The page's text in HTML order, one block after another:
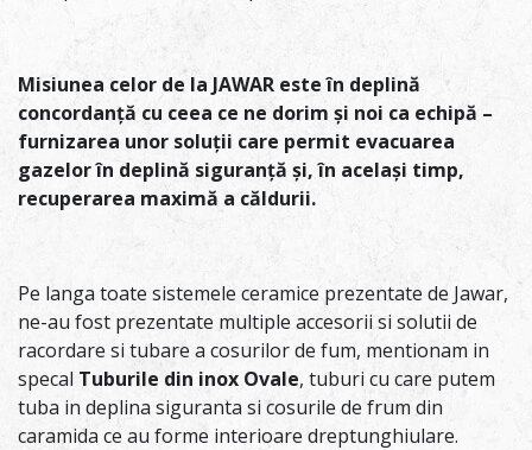
Misiunea celor de la JAWAR este în deplină
concordanță cu ceea ce ne dorim și noi ca echipă –
furnizarea unor soluții care permit evacuarea
gazelor în deplină siguranță și, în același timp,
recuperarea maximă a căldurii.
Pe langa toate sistemele ceramice prezentate de Jawar,
ne-au fost prezentate multiple accesorii si solutii de
racordare si tubare a cosurilor de fum, mentionam in
specal Tuburile din inox Ovale, tuburi cu care putem
tuba in deplina siguranta si cosurile de frum din
caramida ce au forme interioare dreptunghiulare.